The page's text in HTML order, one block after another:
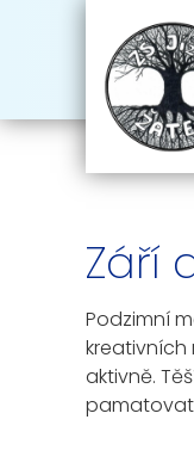
Září
Podzimní
kreativních
aktivně.